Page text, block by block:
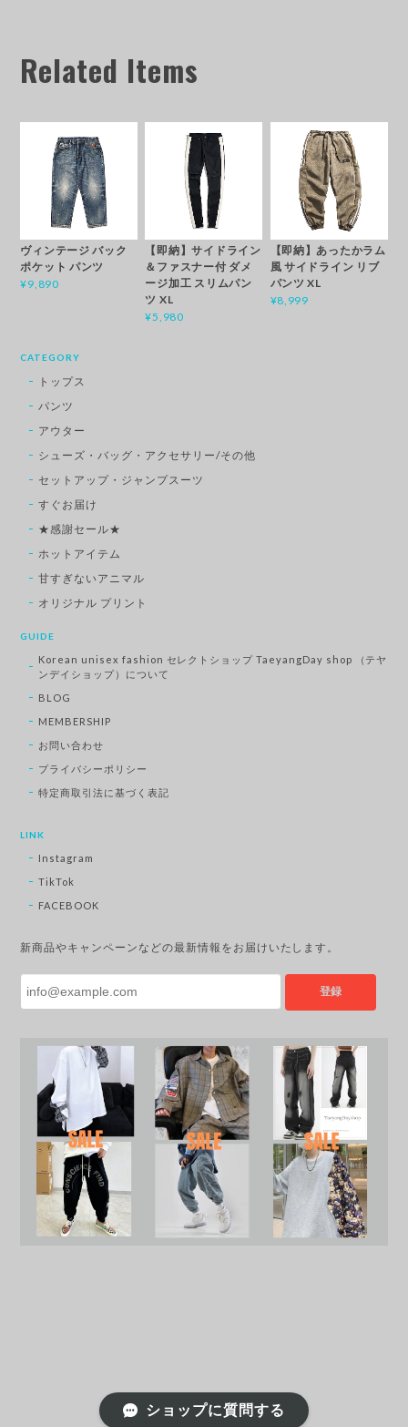
Related Items
ヴィンテージ バック
ポケット パンツ
¥9,890
【即納】サイドライン
＆ファスナー付 ダメ
ージ加工 スリムパン
ツ XL
¥5,980
【即納】あったかラム
風 サイドライン リブ
パンツ XL
¥8,999
CATEGORY
トップス
パンツ
アウター
シューズ・バッグ・アクセサリー/その他
セットアップ・ジャンプスーツ
すぐお届け
★感謝セール★
ホットアイテム
甘すぎないアニマル
オリジナル プリント
GUIDE
Korean unisex fashion セレクトショップ TaeyangDay shop （テヤ
ンデイショップ）について
BLOG
MEMBERSHIP
お問い合わせ
プライバシーポリシー
特定商取引法に基づく表記
LINK
Instagram
TikTok
FACEBOOK
新商品やキャンペーンなどの最新情報をお届けいたします。
登録
ショップに質問する